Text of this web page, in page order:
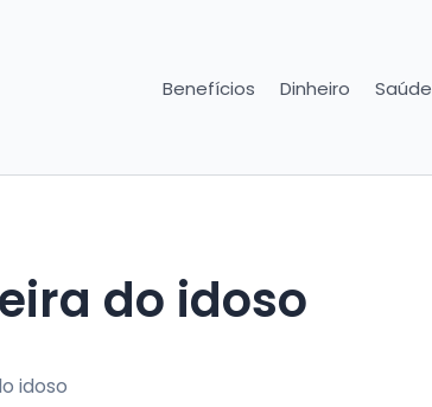
Benefícios Dinheiro Saúde
do idoso